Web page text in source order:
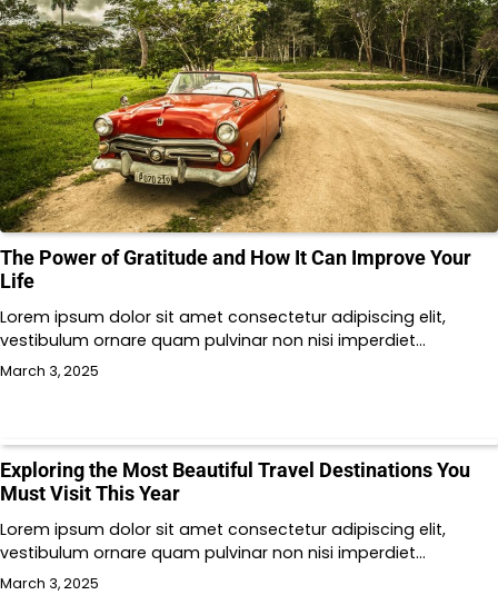
The Power of Gratitude and How It Can Improve Your
Life
Lorem ipsum dolor sit amet consectetur adipiscing elit,
vestibulum ornare quam pulvinar non nisi imperdiet…
March 3, 2025
Exploring the Most Beautiful Travel Destinations You
Must Visit This Year
Lorem ipsum dolor sit amet consectetur adipiscing elit,
vestibulum ornare quam pulvinar non nisi imperdiet…
March 3, 2025